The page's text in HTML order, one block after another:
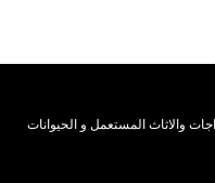
والاثاث المستعمل و الحيوانات